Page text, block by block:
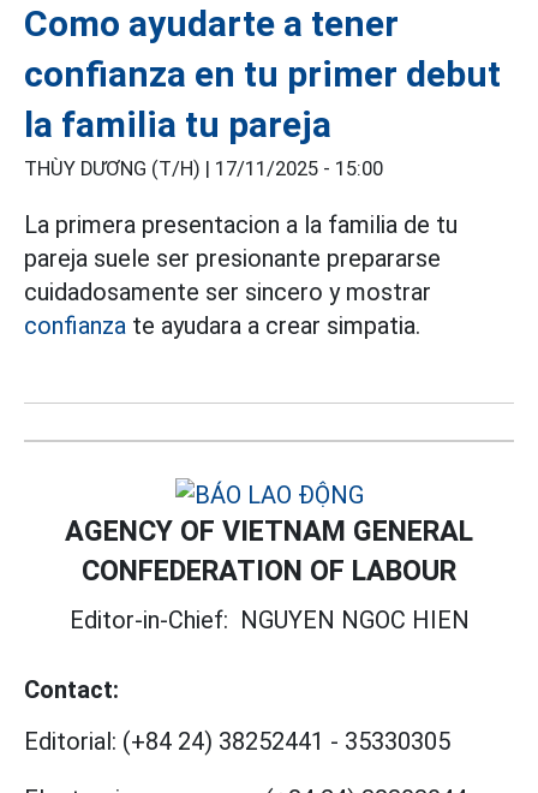
Como ayudarte a tener
confianza en tu primer debut
la familia tu pareja
THÙY DƯƠNG (T/H) | 17/11/2025 - 15:00
La primera presentacion a la familia de tu
pareja suele ser presionante prepararse
cuidadosamente ser sincero y mostrar
confianza te ayudara a crear simpatia.
AGENCY OF VIETNAM GENERAL
CONFEDERATION OF LABOUR
Editor-in-Chief: NGUYEN NGOC HIEN
Contact:
Editorial: (+84 24) 38252441 - 35330305